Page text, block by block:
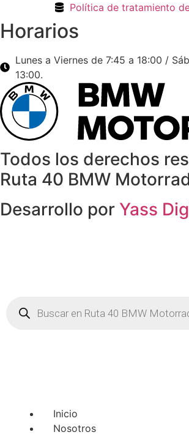
Política de tratamiento
Horarios
Lunes a Viernes de 7:45 a 18:00 /
13:00.
Todos los derechos
Ruta 40 BMW
Desarrollo por Yass
productos
Inicio
Nosotros